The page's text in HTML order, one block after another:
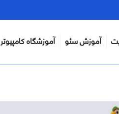
آموزش سئو آموزشگاه کامپیوتر